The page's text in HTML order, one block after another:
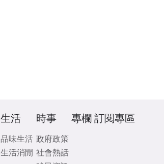
生活
品味生活
生活消閒
時事
政府政策
社會熱話
專欄 訂閱專區